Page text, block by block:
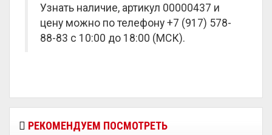
Узнать наличие, артикул 00000437 и
цену можно по телефону +7 (917) 578-
88-83 с 10:00 до 18:00 (МСК).
РЕКОМЕНДУЕМ ПОСМОТРЕТЬ